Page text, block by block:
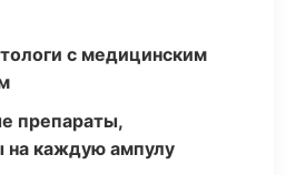
с медицинским
препараты,
на каждую ампулу